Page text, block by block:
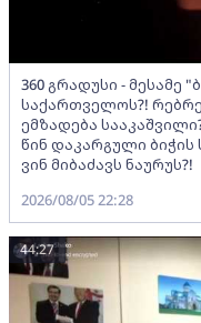
360 გრადუსი - მესამე
საქართველოს?!
ემზადება
წინ დაკარგული ბიჭის
ვინ მიბაძავს ნაურუს?!
2026/08/05 22:28
44:27